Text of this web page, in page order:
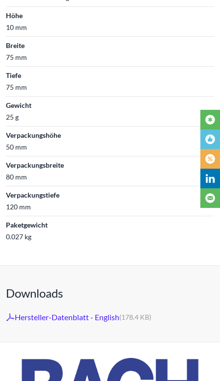
Höhe
10 mm
Breite
75 mm
Tiefe
75 mm
Gewicht
25 g
Verpackungshöhe
50 mm
Verpackungsbreite
80 mm
Verpackungstiefe
120 mm
Paketgewicht
0.027 kg
Downloads
Hersteller-Datenblatt - English(178.4 KB)